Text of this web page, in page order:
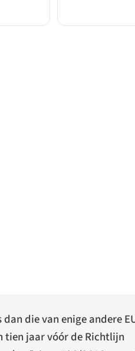
die van enige andere
tien jaar vóór de Richtlijn